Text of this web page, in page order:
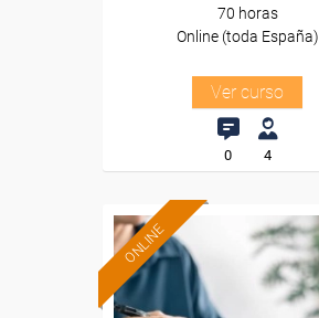
70 horas
Online (toda España)
Ver curso
0 4
ONLINE
Formación 100%
subvencionada.